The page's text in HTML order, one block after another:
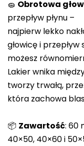
🧽 Obrotowa
przepływ płynu –
najpierw lekko
głowicę i
możesz
Lakier wnika
tworzy trwałą,
która zachowa
📦 Zawartość: 60
40×50, 40×60 i